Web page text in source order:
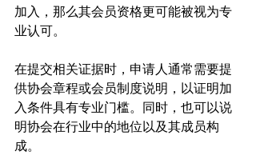
加入，那么其会员资格更可能被视为专
业认可。
在提交相关证据时，申请人通常需要提
供协会章程或会员制度说明，以证明加
入条件具有专业门槛。同时，也可以说
明协会在行业中的地位以及其成员构
成。